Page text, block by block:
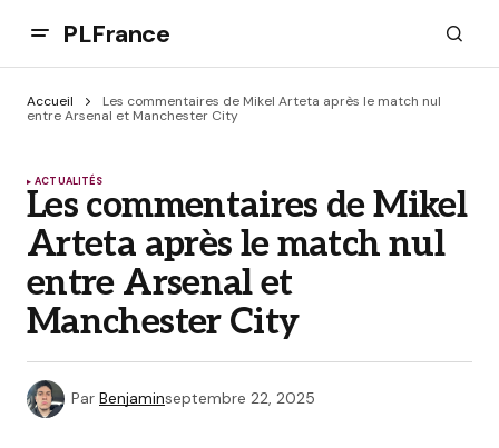
PLFrance
Accueil
Les commentaires de Mikel Arteta après le match nul
entre Arsenal et Manchester City
ACTUALITÉS
Les commentaires de Mikel
Arteta après le match nul
entre Arsenal et
Manchester City
Par Benjaminseptembre 22, 2025